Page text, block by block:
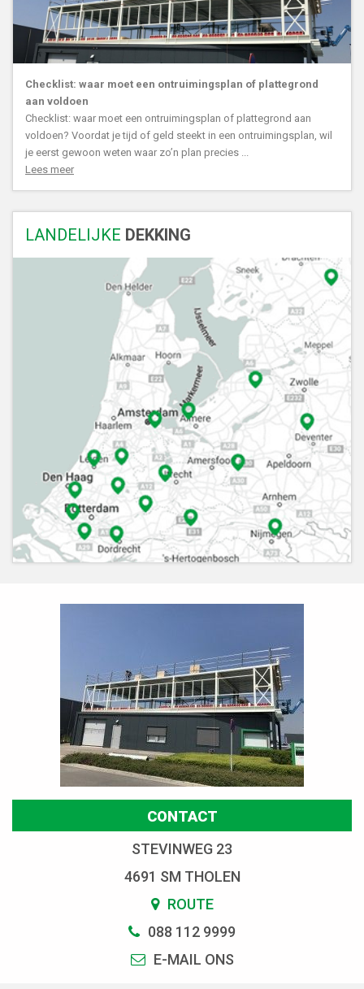
Checklist: waar moet een ontruimingsplan of plattegrond
aan voldoen
Checklist: waar moet een ontruimingsplan of plattegrond aan
voldoen? Voordat je tijd of geld steekt in een ontruimingsplan, wil
je eerst gewoon weten waar zo’n plan precies ...
Lees meer
LANDELIJKE DEKKING
CONTACT
STEVINWEG 23
4691 SM THOLEN
ROUTE
088 112 9999
E-MAIL ONS